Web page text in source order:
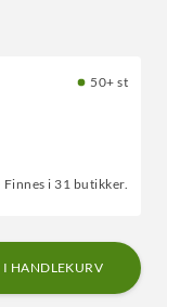
50+ st
Finnes i 31 butikker.
I HANDLEKURV